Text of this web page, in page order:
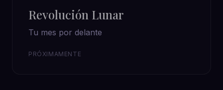
Revolución Lunar
Tu mes por delante
PRÓXIMAMENTE